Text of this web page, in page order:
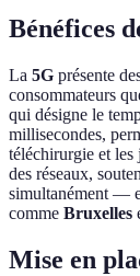
Bénéfices
La 5G présente
consommateurs
qui désigne le
millisecondes,
téléchirurgie et les
des réseaux,
simultanément —
comme Bruxelles
Mise en